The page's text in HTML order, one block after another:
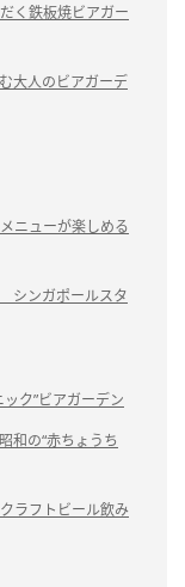
く鉄板焼ビアガー
大人のビアガーデ
ニューが楽しめる
シンガポールスタ
ク”ビアガーデン
和の“赤ちょうち
ラフトビール飲み